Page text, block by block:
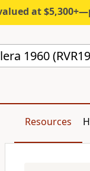
$5,300+—plans start
1960
Resources